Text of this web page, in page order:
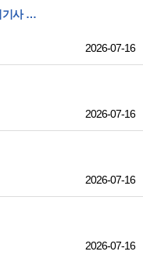
수행기사, 탁송기사, 트레일럭기사 가능
2026-07-16
2026-07-16
2026-07-16
2026-07-16